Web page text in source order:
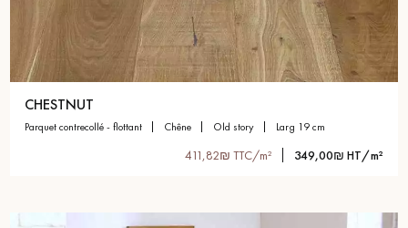
CHESTNUT
parquet contrecollé - flottant chêne old story larg 19 cm
411,82₪ TTC/m² 349,00₪ HT/m²